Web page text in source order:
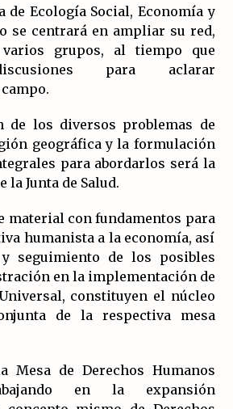
de Ecología Social, Economía y
se centrará en ampliar su red,
grupos, al tiempo que
para aclarar
de los diversos problemas de
geográfica y la formulación
para abordarlos será la
Junta de Salud.
material con fundamentos para
humanista a la economía, así
seguimiento de los posibles
en la implementación de
constituyen el núcleo
de la respectiva mesa
Mesa de Derechos Humanos
en la expansión